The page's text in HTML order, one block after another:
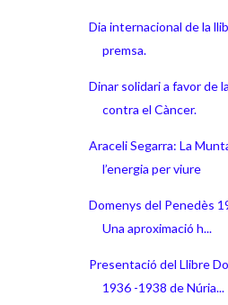
Dia internacional de la
premsa.
Dinar solidari a favor de
contra el Càncer.
Araceli Segarra: La
l’energia per viure
Domenys del Penedès
Una aproximació h...
Presentació del Llibre
1936 -1938 de Núria...